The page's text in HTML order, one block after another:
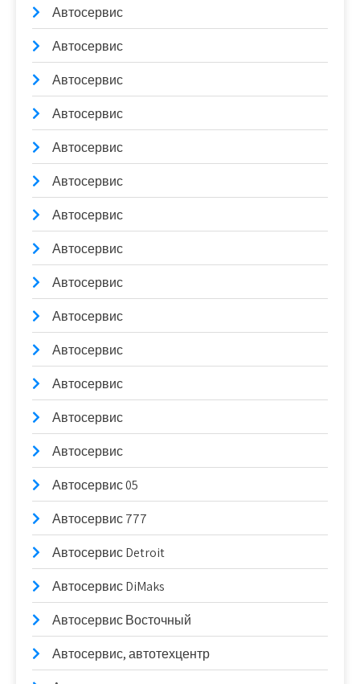
Автосервис
Автосервис
Автосервис
Автосервис
Автосервис
Автосервис
Автосервис
Автосервис
Автосервис
Автосервис
Автосервис
Автосервис
Автосервис
Автосервис
Автосервис 05
Автосервис 777
Автосервис Detroit
Автосервис DiMaks
Автосервис Восточный
Автосервис, автотехцентр